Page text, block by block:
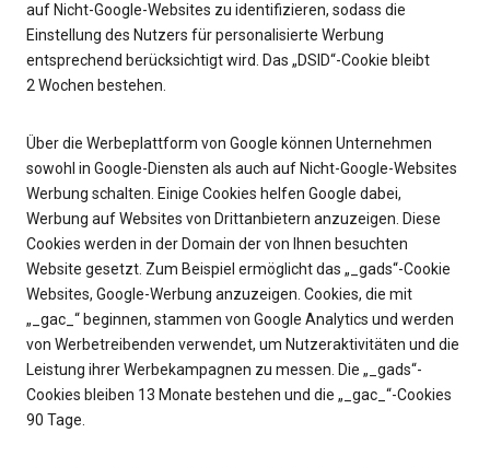
auf Nicht-Google-Websites zu identifizieren, sodass die
Einstellung des Nutzers für personalisierte Werbung
entsprechend berücksichtigt wird. Das „DSID“-Cookie bleibt
2 Wochen bestehen.
Über die Werbeplattform von Google können Unternehmen
sowohl in Google-Diensten als auch auf Nicht-Google-Websites
Werbung schalten. Einige Cookies helfen Google dabei,
Werbung auf Websites von Drittanbietern anzuzeigen. Diese
Cookies werden in der Domain der von Ihnen besuchten
Website gesetzt. Zum Beispiel ermöglicht das „_gads“-Cookie
Websites, Google-Werbung anzuzeigen. Cookies, die mit
„_gac_“ beginnen, stammen von Google Analytics und werden
von Werbetreibenden verwendet, um Nutzeraktivitäten und die
Leistung ihrer Werbekampagnen zu messen. Die „_gads“-
Cookies bleiben 13 Monate bestehen und die „_gac_“-Cookies
90 Tage.